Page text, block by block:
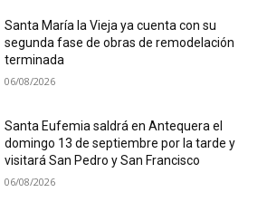
Santa María la Vieja ya cuenta con su
segunda fase de obras de remodelación
terminada
06/08/2026
Santa Eufemia saldrá en Antequera el
domingo 13 de septiembre por la tarde y
visitará San Pedro y San Francisco
06/08/2026